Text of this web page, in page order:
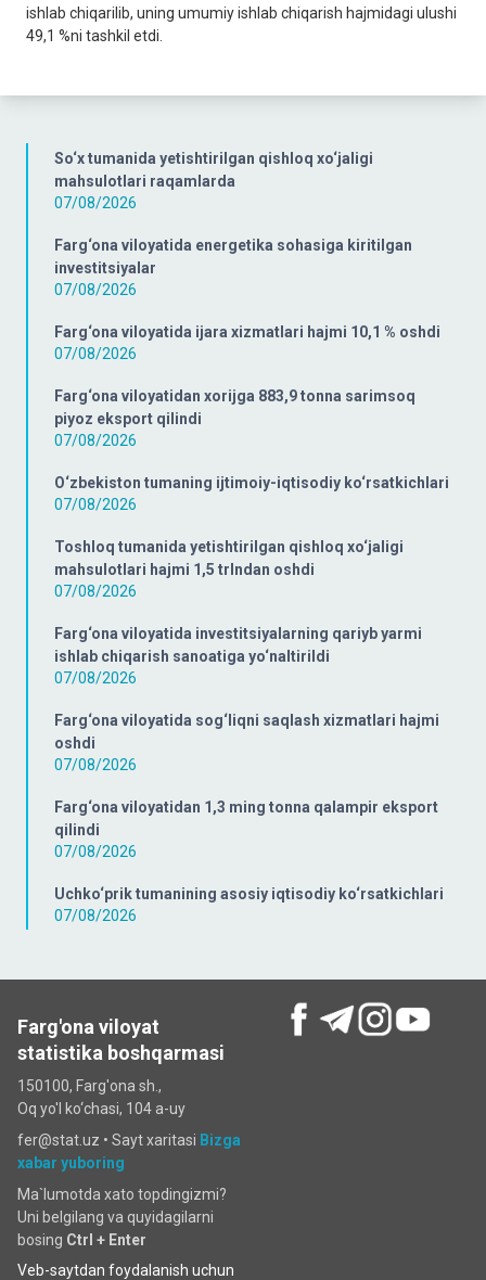
So‘x tumanida yetishtirilgan qishloq xo‘jaligi
mahsulotlari raqamlarda
07/08/2026
Farg‘ona viloyatida energetika sohasiga kiritilgan
investitsiyalar
07/08/2026
Farg‘ona viloyatida ijara xizmatlari hajmi 10,1 % oshdi
07/08/2026
Farg‘ona viloyatidan xorijga 883,9 tonna sarimsoq
piyoz eksport qilindi
07/08/2026
O‘zbekiston tumaning ijtimoiy-iqtisodiy ko‘rsatkichlari
07/08/2026
Toshloq tumanida yetishtirilgan qishloq xo‘jaligi
mahsulotlari hajmi 1,5 trlndan oshdi
07/08/2026
Farg‘ona viloyatida investitsiyalarning qariyb yarmi
ishlab chiqarish sanoatiga yo‘naltirildi
07/08/2026
Farg‘ona viloyatida sog‘liqni saqlash xizmatlari hajmi
oshdi
07/08/2026
Farg‘ona viloyatidan 1,3 ming tonna qalampir eksport
qilindi
07/08/2026
Uchko‘prik tumanining asosiy iqtisodiy ko‘rsatkichlari
07/08/2026
ishlab chiqarilib, uning umumiy ishlab chiqarish hajmidagi ulushi
49,1 %ni tashkil etdi.
Farg'ona viloyat
statistika boshqarmasi
150100, Farg'ona sh.,
Oq yo'l ko‘chаsi, 104 a-uy
fer@stat.uz • Sayt xaritasi Bizga
xabar yuboring
Ma`lumotda xato topdingizmi?
Uni belgilang va quyidagilarni
bosing Ctrl + Enter
Veb-saytdan foydalanish uchun